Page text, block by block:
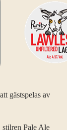
gästspelas av
Pale Ale